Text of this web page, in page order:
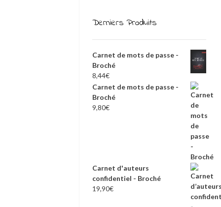
Derniers Produits
Carnet de mots de passe -
Broché
8,44€
Carnet de mots de passe -
Broché
9,80€
Carnet d'auteurs
confidentiel - Broché
19,90€